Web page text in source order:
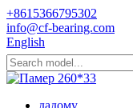
+8615366795302
info@cf-bearing.com
English
дадому